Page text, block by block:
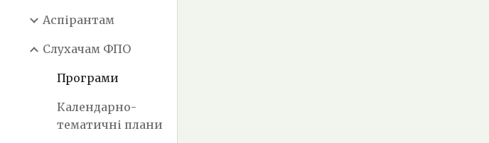
Аспірантам
Слухачам ФПО
Програми
Календарно-
тематичні плани